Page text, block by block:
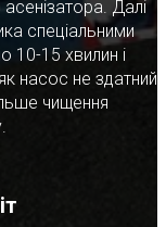
Далі
спеціальними
10-15 хвилин і
насос не здатний
чищення